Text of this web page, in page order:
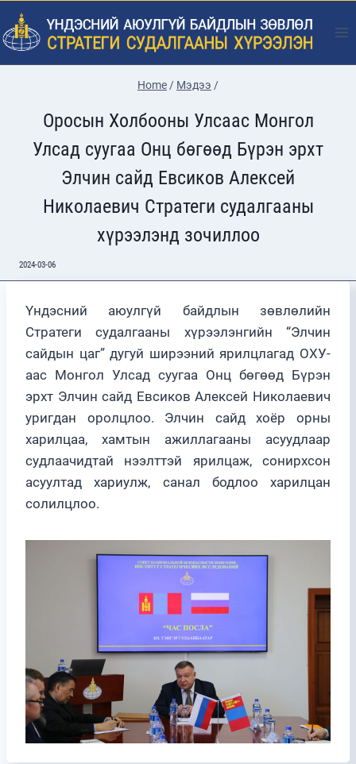
Skip
to
content
Home/ Мэдээ /
Оросын Холбооны Улсаас Монгол
Улсад суугаа Онц бөгөөд Бүрэн эрхт
Элчин сайд Евсиков Алексей
Николаевич Стратеги судалгааны
хүрээлэнд зочиллоо
2024-03-06
Үндэсний аюулгүй байдлын зөвлөлийн
Стратеги судалгааны хүрээлэнгийн “Элчин
сайдын цаг” дугуй ширээний ярилцлагад ОХУ-
аас Монгол Улсад суугаа Онц бөгөөд Бүрэн
эрхт Элчин сайд Евсиков Алексей Николаевич
уригдан оролцлоо. Элчин сайд хоёр орны
харилцаа, хамтын ажиллагааны асуудлаар
судлаачидтай нээлттэй ярилцаж, сонирхсон
асуултад хариулж, санал бодлоо харилцан
солилцлоо.